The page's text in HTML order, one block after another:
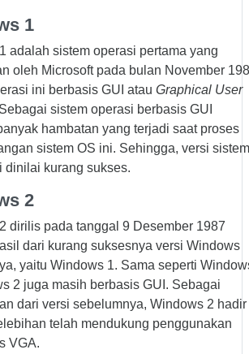
1
adalah sistem operasi pertama yang
oleh Microsoft pada bulan November
ini berbasis GUI atau Graphical User
sistem operasi berbasis GUI
hambatan yang terjadi saat proses
sistem OS ini. Sehingga, versi sistem
dinilai kurang sukses.
2
dirilis pada tanggal 9 Desember 1987
dari kurang suksesnya versi Windows
yaitu Windows 1. Sama seperti
2 juga masih berbasis GUI. Sebagai
dari versi sebelumnya, Windows 2 hadir
telah mendukung penggunakan
VGA.